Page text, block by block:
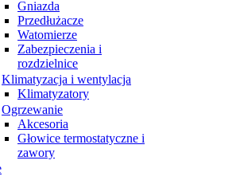
Gniazda
Przedłużacze
Watomierze
Zabezpieczenia i
rozdzielnice
Klimatyzacja i wentylacja
Klimatyzatory
Ogrzewanie
Akcesoria
Głowice termostatyczne i
zawory